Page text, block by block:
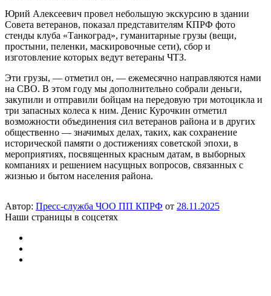
Юрий Алексеевич провел небольшую экскурсию в здании
Совета ветеранов, показал представителям КПРФ фото
стенды клуба «Танкоград», гуманитарные грузы (вещи,
простыни, пеленки, маскировочные сети), сбор и
изготовление которых ведут ветераны ЧТЗ.
Эти грузы, — отметил он, — ежемесячно направляются нами
на СВО. В этом году мы дополнительно собрали деньги,
закупили и отправили бойцам на передовую три мотоцикла и
три запасных колеса к ним. Денис Курочкин отметил
возможности объединения сил ветеранов района и в других
общественно — значимых делах, таких, как сохранение
исторической памяти о достижениях советской эпохи, в
мероприятиях, посвященных красным датам, в выборных
компаниях и решением насущных вопросов, связанных с
жизнью и бытом населения района.
Автор: Пресс-служба ЧОО ПП КПРФ от 28.11.2025
Наши страницы в соцсетях